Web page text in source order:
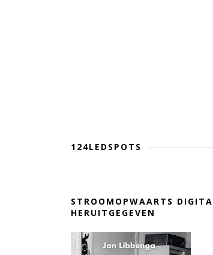
124LEDSPOTS
STROOMOPWAARTS
HERUITGEGEVEN